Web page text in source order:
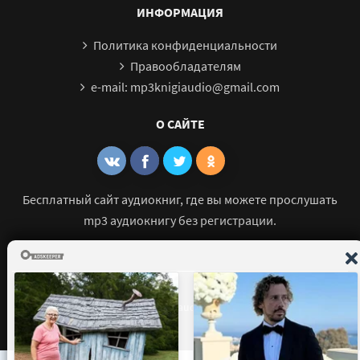
Дневник смерти. Фортуна 33ИНФОРМАЦИЯ
Политика конфиденциальности
Правообладателям
e-mail: mp3knigiaudio@gmail.com
О САЙТЕ
Бесплатный сайт аудиокниг, где вы можете прослушать
mp3 аудиокнигу без регистрации.
© 2021 - 2026 mp3-knigi-audio.com Все права защищены